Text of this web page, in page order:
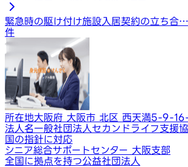
緊急時の駆け付け施設入居契約の立ち合…
件
所在地大阪府 大阪市 北区 西天満5-9-
法人名一般社団法人セカンドライフ支援
国の指針に対応
シニア総合サポートセンター 大阪支部
全国に拠点を持つ公益社団法人